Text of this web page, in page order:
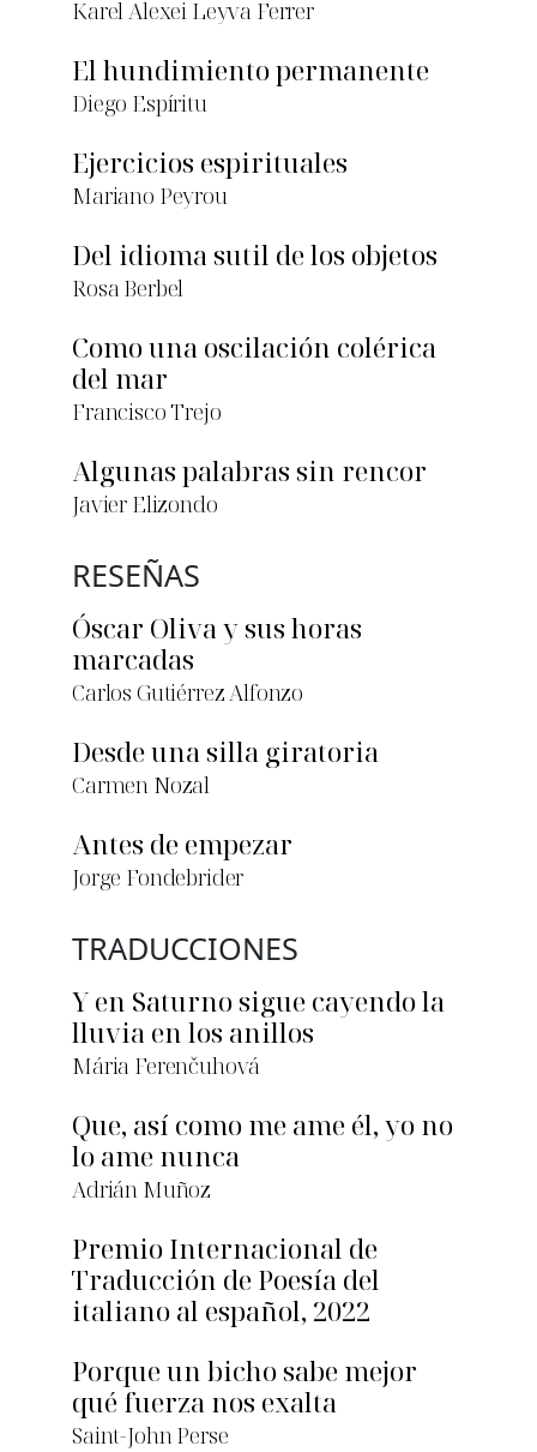
Karel Alexei Leyva Ferrer
El hundimiento permanente
Diego Espíritu
Ejercicios espirituales
Mariano Peyrou
Del idioma sutil de los objetos
Rosa Berbel
Como una oscilación colérica
del mar
Francisco Trejo
Algunas palabras sin rencor
Javier Elizondo
RESEÑAS
Óscar Oliva y sus horas
marcadas
Carlos Gutiérrez Alfonzo
Desde una silla giratoria
Carmen Nozal
Antes de empezar
Jorge Fondebrider
TRADUCCIONES
Y en Saturno sigue cayendo la
lluvia en los anillos
Mária Ferenčuhová
Que, así como me ame él, yo no
lo ame nunca
Adrián Muñoz
Premio Internacional de
Traducción de Poesía del
italiano al español, 2022
Porque un bicho sabe mejor
qué fuerza nos exalta
Saint-John Perse